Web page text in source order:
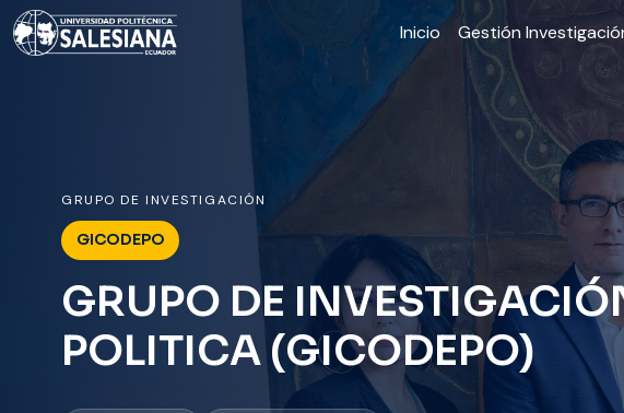
Inicio Gestión
GRUPO DE INVESTIGACIÓN
GICODEPO
GRUPO DE
POLITICA (GICODEPO)